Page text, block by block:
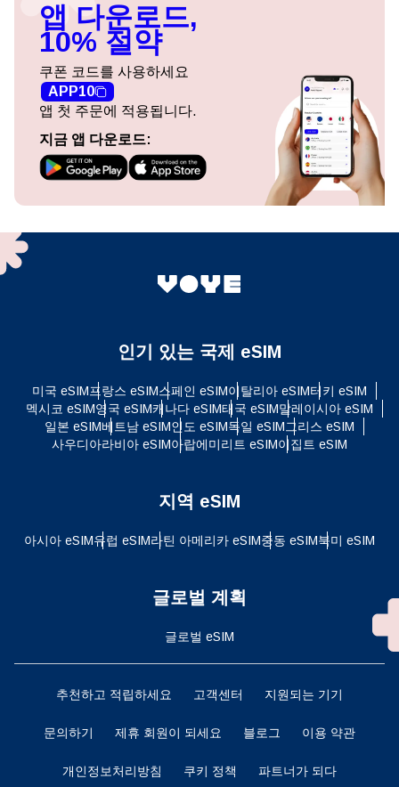
앱 다운로드,
10% 절약
쿠폰 코드를 사용하세요
APP10
앱 첫 주문에 적용됩니다.
지금 앱 다운로드:
인기 있는 국제 eSIM
미국 eSIM프랑스 eSIM스페인 eSIM이탈리아 eSIM터키 eSIM
멕시코 eSIM영국 eSIM캐나다 eSIM태국 eSIM말레이시아 eSIM
일본 eSIM베트남 eSIM인도 eSIM독일 eSIM그리스 eSIM
사우디아라비아 eSIM아랍에미리트 eSIM이집트 eSIM
지역 eSIM
아시아 eSIM유럽 ​​eSIM라틴 아메리카 eSIM중동 eSIM북미 eSIM
글로벌 계획
글로벌 eSIM
추천하고 적립하세요 고객센터 지원되는 기기
문의하기 제휴 회원이 되세요 블로그 이용 약관
개인정보처리방침 쿠키 정책 파트너가 되다